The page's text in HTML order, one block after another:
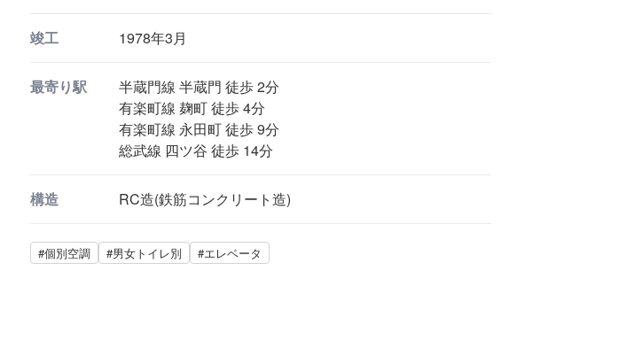
竣工 1978年3月
最寄り駅
半蔵門線 半蔵門 徒歩 2分
有楽町線 麹町 徒歩 4分
有楽町線 永田町 徒歩 9分
総武線 四ツ谷 徒歩 14分
構造 RC造(鉄筋コンクリート造)
#個別空調 #男女トイレ別 #エレベータ